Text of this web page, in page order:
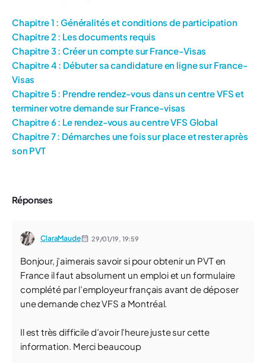
Chapitre 1 : Généralités et conditions de participation
Chapitre 2 : Les documents requis
Chapitre 3 : Créer un compte sur France-Visas
Chapitre 4 : Débuter sa candidature en ligne sur France-
Visas
Chapitre 5 : Prendre rendez-vous dans un centre VFS et
terminer votre demande sur France-visas
Chapitre 6 : Le rendez-vous au centre VFS Global
Chapitre 7 : Démarches une fois sur place et rester après
son PVT
Réponses
ClaraMaude 29/01/19, 19:59
Bonjour, j’aimerais savoir si pour obtenir un PVT en
France il faut absolument un emploi et un formulaire
complété par l’employeur français avant de déposer
une demande chez VFS a Montréal.
Il est très difficile d’avoir l’heure juste sur cette
information. Merci beaucoup